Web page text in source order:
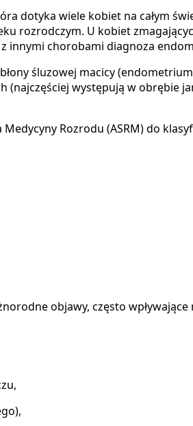
dotyka wiele kobiet na całym
rozrodczym. U kobiet
innymi chorobami diagnoza
śluzowej macicy
występują w obrębie
Rozrodu (ASRM) do
objawy, często wpływające